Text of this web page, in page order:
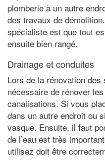
plomberie à un autre
des travaux de démolition.
spécialiste est que tout
ensuite bien rangé.
Drainage et conduites
Lors de la rénovation
nécessaire de rénover
canalisations. Si vous
dans un autre endroit ou
vasque. Ensuite, il faut
de l’eau est très
utilisez doit être